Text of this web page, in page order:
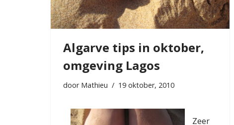
Algarve tips in oktober,
omgeving Lagos
door Mathieu 19 oktober, 2010
Zeer